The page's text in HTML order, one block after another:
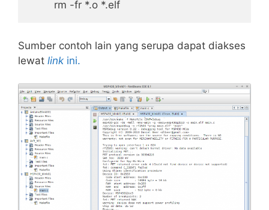
Sumber contoh lain yang serupa dapat diakses
lewat link ini.